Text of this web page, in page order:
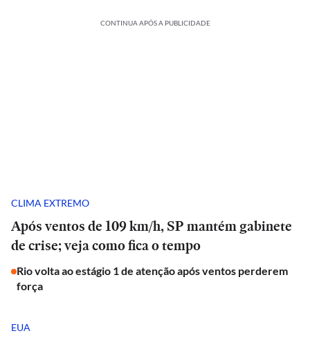
CONTINUA APÓS A PUBLICIDADE
CLIMA EXTREMO
Após ventos de 109 km/h, SP mantém gabinete
de crise; veja como fica o tempo
Rio volta ao estágio 1 de atenção após ventos perderem
força
EUA